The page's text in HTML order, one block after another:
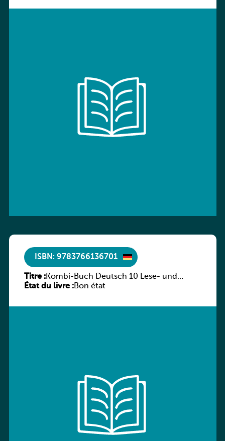
ISBN: 9783766136701
Titre :Kombi-Buch Deutsch 10 Lese- und
Sprachbuch
État du livre :Bon état